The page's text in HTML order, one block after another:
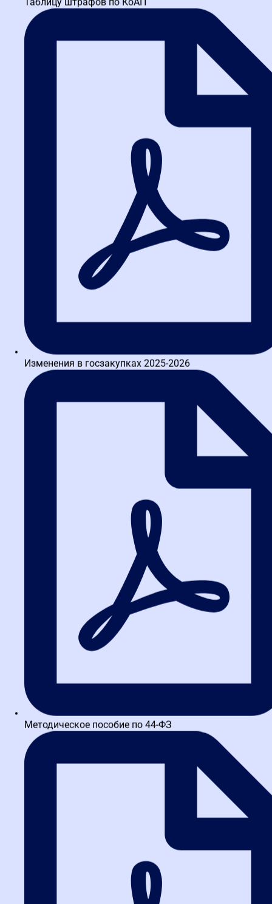
Процесс получения выписки полностью электронный и не
требует личного визита в налоговую. Все действия — в личном
кабинете.
Здесь можно скачать образец выписки.
Авторизуйтесь в Личном кабинете налогоплательщика
осуществляется через усиленную квалифицированную
электронную подпись (УКЭП) или через подтвержденную
Перейдите в подсистему «Как меня видит налоговая».
главном меню вашего ЛК ЮЛ выберите раздел «Сведения
о ЮЛ», а затем в выпадающем меню — подраздел
Откройте вкладку «Сервис оценки юридических лиц».
Здесь отображается краткая сводка о доступных
действиях и истории предыдущих запросов.
Выберите шаблон выписки.
На сегодняшний день
Стандартный шаблон — включает базовый набор
критериев для общей оценки (ЕГРЮЛ, банкротство,
недостоверность сведений, налоговые разрывы и
Дополнительный (отраслевой) шаблон
специфику конкретной отрасли. Например, для
организаций, занятых в клининге или
Произвольный шаблон— новая опция, доступная с
только ликвидность и рентабельность, исключив
остальные критерии) и сформировать «точечную»
выписку именно под конкретного заказчика или
После этого
система отправит запрос в ФНС на проведение анализа.
по каждому из шаблонов можно
Уведомление о
После получения уведомления в
интерфейсе появится ссылка для скачивания. Выписка
PDF с электронной цифровой
подписью руководителя налогового органа
номера и даты формирования документа.
4. Срок формирования
Официально установленный срок, за который ФНС обязуется
предоставить результат анализа, составляет
не более одного
, следующего за днем направления запроса. На
практике же из-за высокой степени автоматизации процесса
(система «Налог-3» работает круглосуточно) выписка часто
Особые сроки для третьих лиц
(контрагентов и заказчиков)
До 1 января 2026 года заказать выписку на стороннюю
компанию было невозможно. Сейчас же закон это позволяет, но
с установленной временной задержкой. Механизм призван дать
оцениваемой компании право на «апелляцию» перед тем, как
данные станут известны третьим лицам. Сроки таковы:
потенциальный контрагент) подало заявление о
— если оцениваемое лицо в этот срок не
Если вы как заказчик или поставщик не согласны с данными в
собственной выписке, у вас есть право направить запрос на
Изменения в госзакупках 2025-2026
Методическое пособие по 44-ФЗ